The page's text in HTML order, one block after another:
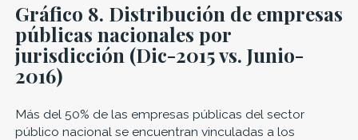
Gráfico 8. Distribución de empresas
públicas nacionales por
jurisdicción (Dic-2015 vs. Junio-
2016)
Más del 50% de las empresas públicas del sector
público nacional se encuentran vinculadas a los